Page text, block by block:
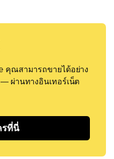
คุณสามารถขายได้อย่าง
ผ่านทางอินเทอร์เน็ต
ที่นี่